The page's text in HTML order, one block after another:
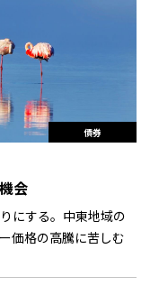
債券
会
にする。中東地域の
価格の高騰に苦しむ